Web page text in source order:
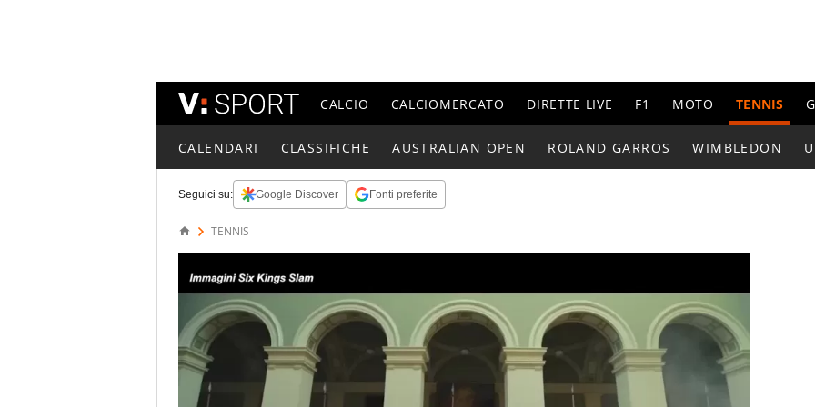
CALCIO CALCIOMERCATO DIRETTE LIVE F1 MOTO TENNIS
CALENDARI CLASSIFICHE AUSTRALIAN OPEN ROLAND GARROS WIMBLEDON
Seguici su: Google Discover Fonti preferite
TENNIS